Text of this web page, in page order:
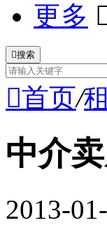
更多
搜索
首页/
中介
2013-